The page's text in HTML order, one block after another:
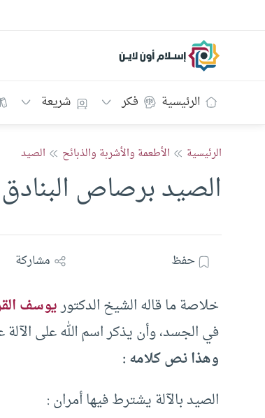
إسلام أون لاين
الرئيسية فكر شريعة
الرئيسية الأطعمة والأشربة والذبائح الصيد
الصيد برصاص البنادق
حفظ مشاركة
خلاصة ما قاله الشيخ الدكتوريوسف
في الجسد، وأن يذكر اسم الله على الآلة
وهذا نص كلامه :
الصيد بالآلة يشترط فيها أمران :